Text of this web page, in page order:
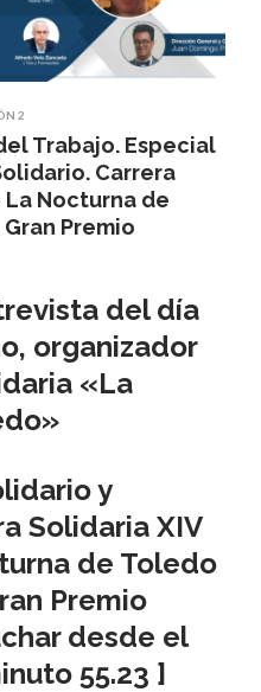
2
Trabajo. Especial
Carrera
La Nocturna de
Premio
del día
, organizador
«La
y
Solidaria XIV
de Toledo
Premio
desde el
55.23 ]